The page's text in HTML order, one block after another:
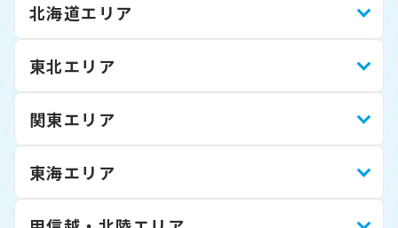
北海道エリア
東北エリア
関東エリア
東海エリア